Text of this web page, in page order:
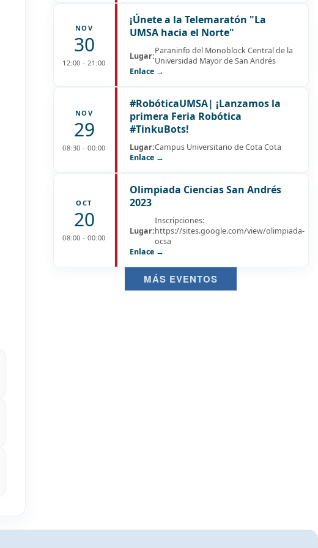
NOV
30
12:00 - 21:00
¡Únete a la Telemaratón "La
UMSA hacia el Norte"
Lugar:Paraninfo del Monoblock Central de la
Universidad Mayor de San Andrés
Enlace →
NOV
29
08:30 - 00:00
#RobóticaUMSA| ¡Lanzamos la
primera Feria Robótica
#TinkuBots!
Lugar:Campus Universitario de Cota Cota
Enlace →
OCT
20
08:00 - 00:00
Olimpiada Ciencias San Andrés
2023
Lugar:
Inscripciones:
https://sites.google.com/view/olimpiada-
ocsa
Enlace →
MÁS EVENTOS